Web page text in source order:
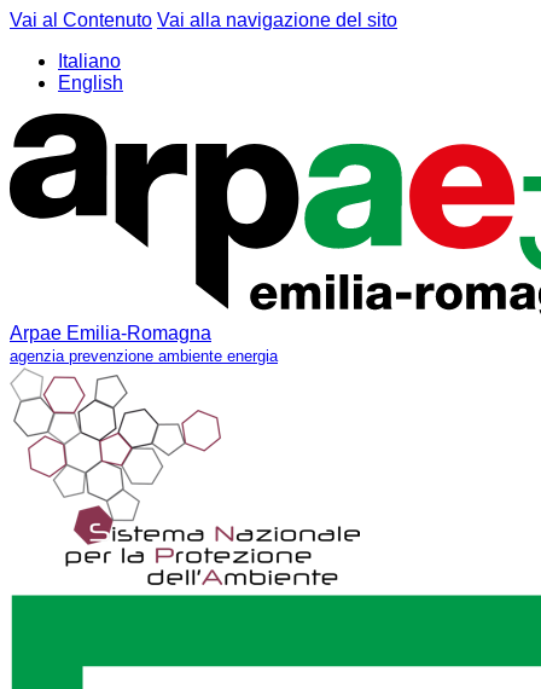
Vai al Contenuto Vai alla navigazione del sito
Italiano
English
Arpae Emilia-Romagna
agenzia prevenzione ambiente energia